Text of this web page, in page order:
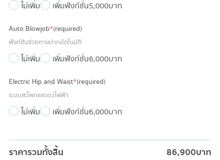
ไม่เพิ่ม เพิ่มฟังก์ชั่น5,000 บาท
Auto Blowjob*(required)
ฟังก์ชันช่วยทางปากอัตโนมัติ
ไม่เพิ่ม เพิ่มฟังก์ชั่น6,000 บาท
Electric Hip and Waist*(required)
ระบบสะโพกและเอวไฟฟ้า
ไม่เพิ่ม เพิ่มฟังก์ชั่น6,000 บาท
ราคารวมทั้งสิ้น 86,900บาท